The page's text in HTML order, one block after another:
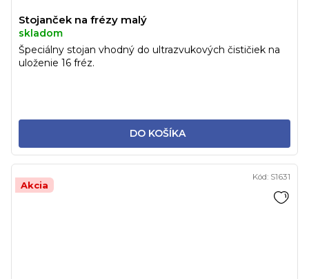
Stojanček na frézy malý
skladom
DO KOŠÍKA
Špeciálny stojan vhodný do ultrazvukových čističiek na
uloženie 16 fréz.
Akcia
Kód: S1631